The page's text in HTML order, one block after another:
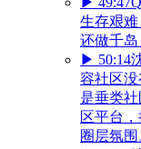
生存艰
还做千岛
▶ 50:14
容社区
是垂类
区平台
圈层氛围